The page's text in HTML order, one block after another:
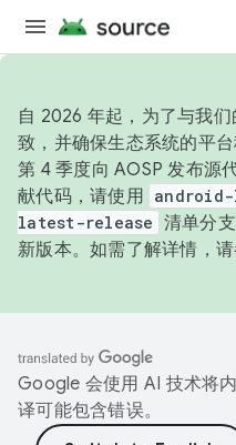
自 2026 年起，为了与我
致，并确保生态系统的平
第 4 季度向 AOSP 发布源
献代码，请使用
latest-release 清单分
新版本。如需了解详情，请
Google 会使用 AI 技术将
译可能包含错误。